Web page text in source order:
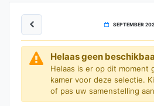
SEPTEMBER
Helaas geen
Helaas is er op dit moment
kamer voor deze selectie.
of pas uw samenstelling